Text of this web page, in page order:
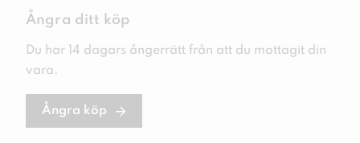
Ångra ditt köp
Du har 14 dagars ångerrätt från att du mottagit din
vara.
Ångra köp